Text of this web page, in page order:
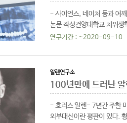
- 사이언스, 네이처 등과 어
논문 작성건양대학교 치위
(Nature..
연구기간 : ~2020-09-10
알렌연구소
100년만에 드러난
- 호러스 알렌- 7년간 주한
외부대신이란 평판이 있다.